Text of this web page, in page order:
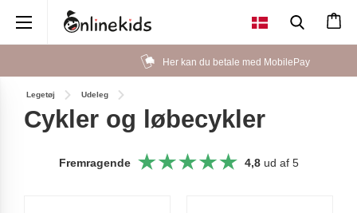
Her kan du betale med MobilePay
Legetøj Udeleg
Cykler og løbecykler
Fremragende 4,8ud af 5